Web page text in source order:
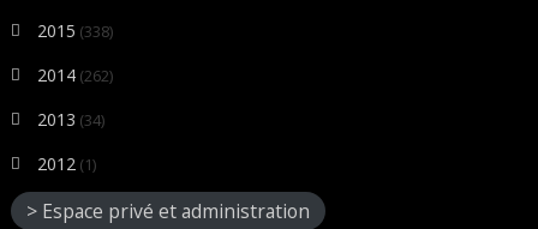
2015 (338)
2014 (262)
2013 (34)
2012 (1)
> Espace privé et administration